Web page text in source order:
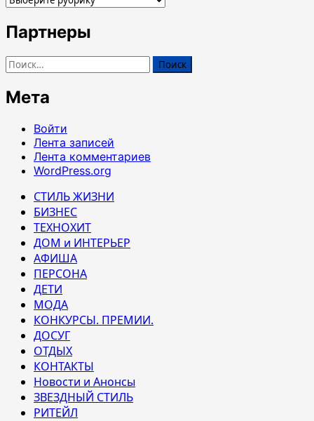
Партнеры
Найти:
Мета
Войти
Лента записей
Лента комментариев
WordPress.org
СТИЛЬ ЖИЗНИ
БИЗНЕС
ТЕХНОХИТ
ДОМ и ИНТЕРЬЕР
АФИША
ПЕРСОНА
ДЕТИ
МОДА
КОНКУРСЫ. ПРЕМИИ.
ДОСУГ
ОТДЫХ
КОНТАКТЫ
Новости и Анонсы
ЗВЕЗДНЫЙ СТИЛЬ
РИТЕЙЛ